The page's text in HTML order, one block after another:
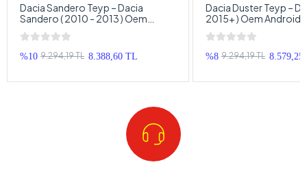
Dacia Sandero Teyp – Dacia
Sandero ( 2010 - 2013 ) Oem
Android Multimedya – Dacia
Sandero Android Double Teyp
%10 9.294,19 TL 8.388,60 TL
Dacia Duster Teyp –
2015+ ) Oem Android
– Dacia Duster
Teyp
%8 9.294,19 TL 8.579,25